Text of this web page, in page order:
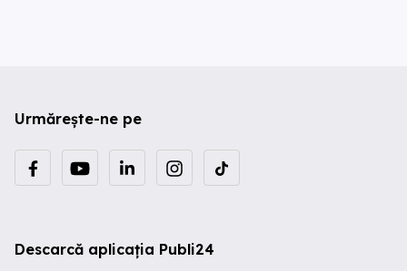
Urmărește-ne pe
Descarcă aplicația Publi24